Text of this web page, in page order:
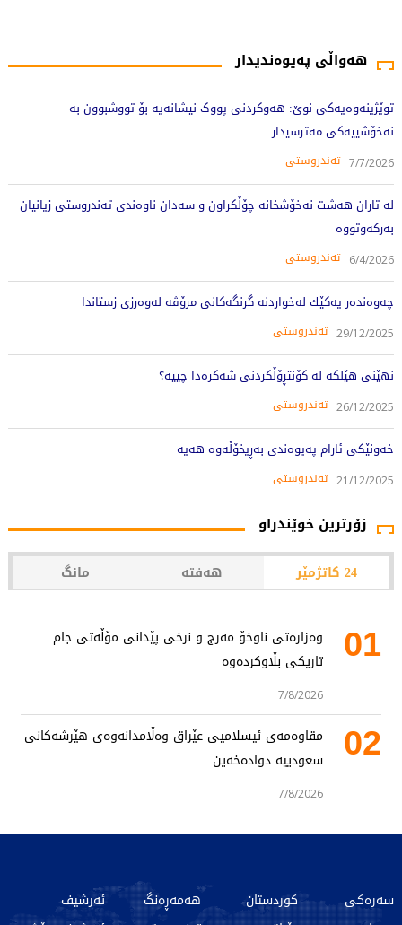
هەواڵی پەیوەندیدار
توێژینەوەیەکی نوێ: هەوکردنی پووک نیشانەیە بۆ تووشبوون بە
نەخۆشییەکی مەترسیدار
7/7/2026 تەندروستی
لە تاران هەشت نەخۆشخانە چۆڵکراون و سەدان ناوەندی تەندروستی زیانیان
بەرکەوتووە
6/4/2026 تەندروستی
چه‌وه‌نده‌ر یه‌كێك له‌خواردنه‌ گرنگه‌كانی مرۆڤه‌ له‌وه‌رزی زستاندا
29/12/2025 تەندروستی
نهێنی هێلکە لە کۆنتڕۆڵکردنی شەکرەدا چییە؟
26/12/2025 تەندروستی
خه‌ونێكی ئارام په‌یوه‌ندی به‌ڕیخۆڵه‌وه‌ هه‌یه‌
21/12/2025 تەندروستی
زۆرترین خوێندراو
24 کاتژمێر هەفتە مانگ
01
وەزارەتی ناوخۆ مەرج و نرخی پێدانی مۆڵەتی جام
تاریکی بڵاوکردەوە
7/8/2026
02
مقاوەمەی ئیسلامیی عێراق وەڵامدانەوەی هێرشەکانی
سعودییە دوادەخەین
7/8/2026
سەرەکی
کوردستان
هەمەڕەنگ
ئەرشیف